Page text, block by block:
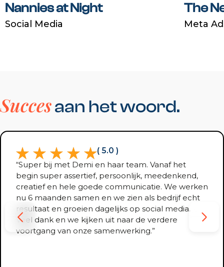
Nannies at Night
Social Media
The
Meta
Succesaan het woord.
( 5.0 )
“Super bij met Demi en haar team. Vanaf het
begin super assertief, persoonlijk, meedenkend,
creatief en hele goede communicatie. We werken
nu 6 maanden samen en we zien als bedrijf echt
resultaat en groeien dagelijks op social media.
Veel dank en we kijken uit naar de verdere
voortgang van onze samenwerking.”